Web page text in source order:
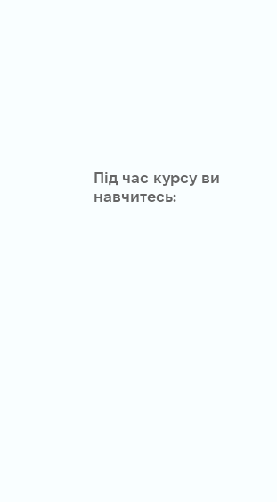
Під час курсу ви
навчитесь: